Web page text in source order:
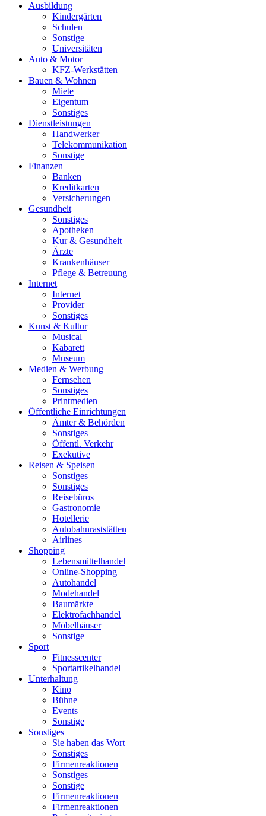
Ausbildung
Kindergärten
Schulen
Sonstige
Universitäten
Auto & Motor
KFZ-Werkstätten
Bauen & Wohnen
Miete
Eigentum
Sonstiges
Dienstleistungen
Handwerker
Telekommunikation
Sonstige
Finanzen
Banken
Kreditkarten
Versicherungen
Gesundheit
Sonstiges
Apotheken
Kur & Gesundheit
Ärzte
Krankenhäuser
Pflege & Betreuung
Internet
Internet
Provider
Sonstiges
Kunst & Kultur
Musical
Kabarett
Museum
Medien & Werbung
Fernsehen
Sonstiges
Printmedien
Öffentliche Einrichtungen
Ämter & Behörden
Sonstiges
Öffentl. Verkehr
Exekutive
Reisen & Speisen
Sonstiges
Sonstiges
Reisebüros
Gastronomie
Hotellerie
Autobahnraststätten
Airlines
Shopping
Lebensmittelhandel
Online-Shopping
Autohandel
Modehandel
Baumärkte
Elektrofachhandel
Möbelhäuser
Sonstige
Sport
Fitnesscenter
Sportartikelhandel
Unterhaltung
Kino
Bühne
Events
Sonstige
Sonstiges
Sie haben das Wort
Sonstiges
Firmenreaktionen
Sonstiges
Sonstige
Firmenreaktionen
Firmenreaktionen